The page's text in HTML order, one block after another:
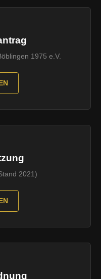
1975 e.V.
2021)